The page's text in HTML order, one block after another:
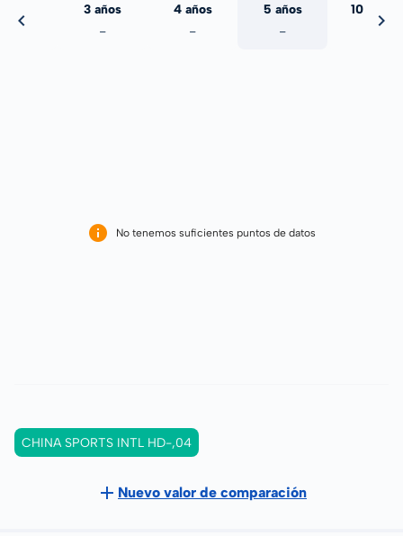
3 años
-
4 años
-
5 años
-
10 años
No tenemos suficientes puntos de datos
CHINA SPORTS INTL HD-,04
Nuevo valor de comparación